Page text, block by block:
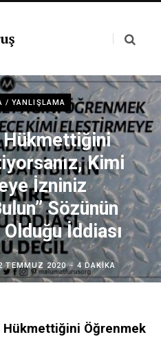
/ YANLIŞLAMA
Hükmettiğini
Kimi
İzniniz
Sözünün
İddiası
TEMMUZ 2020 4 DAKIKA
Hükmettiğini Öğrenmek